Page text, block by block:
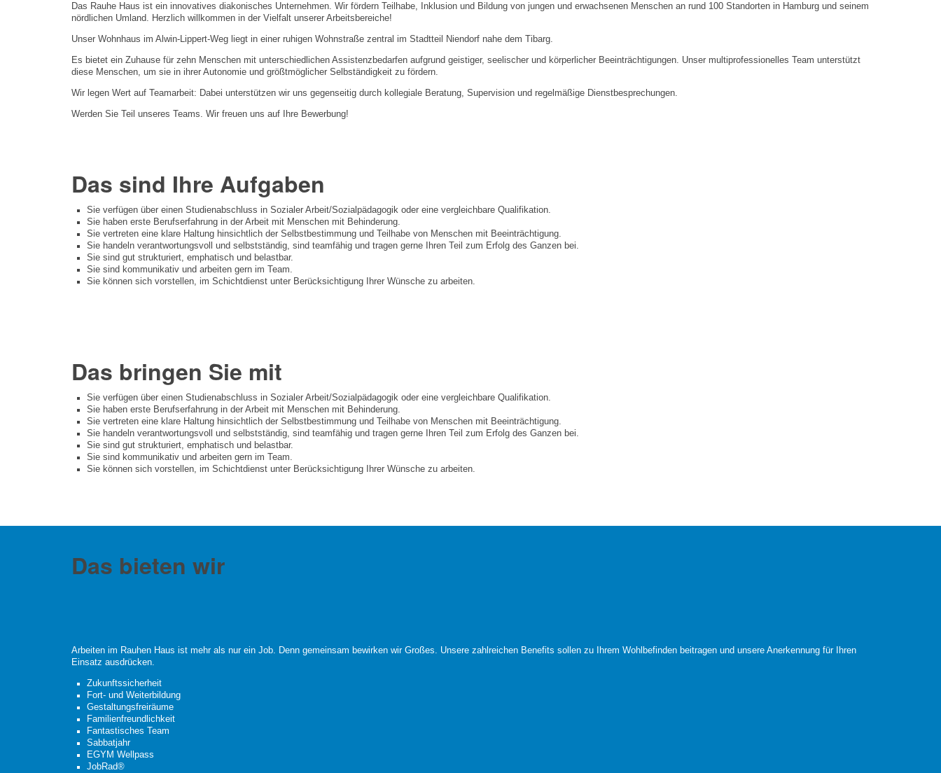
Das Rauhe Haus ist ein innovatives diakonisches Unternehmen. Wir fördern Teilhabe, Inklusion und Bildung von jungen und erwachsenen Menschen an rund 100 Standorten in Hamburg und seinem
nördlichen Umland. Herzlich willkommen in der Vielfalt unserer Arbeitsbereiche!
Unser Wohnhaus im Alwin-Lippert-Weg liegt in einer ruhigen Wohnstraße zentral im Stadtteil Niendorf nahe dem Tibarg.
Es bietet ein Zuhause für zehn Menschen mit unterschiedlichen Assistenzbedarfen aufgrund geistiger, seelischer und körperlicher Beeinträchtigungen. Unser multiprofessionelles Team unterstützt
diese Menschen, um sie in ihrer Autonomie und größtmöglicher Selbständigkeit zu fördern.
Wir legen Wert auf Teamarbeit: Dabei unterstützen wir uns gegenseitig durch kollegiale Beratung, Supervision und regelmäßige Dienstbesprechungen.
Werden Sie Teil unseres Teams. Wir freuen uns auf Ihre Bewerbung!
Das sind Ihre Aufgaben
Sie verfügen über einen Studienabschluss in Sozialer Arbeit/Sozialpädagogik oder eine vergleichbare Qualifikation.
Sie haben erste Berufserfahrung in der Arbeit mit Menschen mit Behinderung.
Sie vertreten eine klare Haltung hinsichtlich der Selbstbestimmung und Teilhabe von Menschen mit Beeinträchtigung.
Sie handeln verantwortungsvoll und selbstständig, sind teamfähig und tragen gerne Ihren Teil zum Erfolg des Ganzen bei.
Sie sind gut strukturiert, emphatisch und belastbar.
Sie sind kommunikativ und arbeiten gern im Team.
Sie können sich vorstellen, im Schichtdienst unter Berücksichtigung Ihrer Wünsche zu arbeiten.
Das bringen Sie mit
Sie verfügen über einen Studienabschluss in Sozialer Arbeit/Sozialpädagogik oder eine vergleichbare Qualifikation.
Sie haben erste Berufserfahrung in der Arbeit mit Menschen mit Behinderung.
Sie vertreten eine klare Haltung hinsichtlich der Selbstbestimmung und Teilhabe von Menschen mit Beeinträchtigung.
Sie handeln verantwortungsvoll und selbstständig, sind teamfähig und tragen gerne Ihren Teil zum Erfolg des Ganzen bei.
Sie sind gut strukturiert, emphatisch und belastbar.
Sie sind kommunikativ und arbeiten gern im Team.
Sie können sich vorstellen, im Schichtdienst unter Berücksichtigung Ihrer Wünsche zu arbeiten.
Das bieten wir
Arbeiten im Rauhen Haus ist mehr als nur ein Job. Denn gemeinsam bewirken wir Großes. Unsere zahlreichen Benefits sollen zu Ihrem Wohlbefinden beitragen und unsere Anerkennung für Ihren
Einsatz ausdrücken.
Zukunftssicherheit
Fort- und Weiterbildung
Gestaltungsfreiräume
Familienfreundlichkeit
Fantastisches Team
Sabbatjahr
EGYM Wellpass
JobRad®